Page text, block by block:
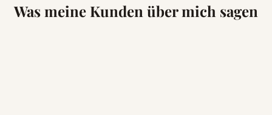
Was meine Kunden über mich sagen